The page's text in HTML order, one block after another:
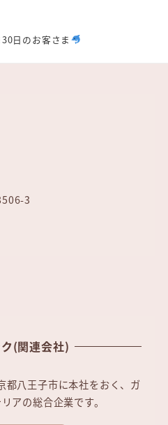
日のお客さま
3
(関連会社)
都八王子市に本社をおく、ガ
アの総合企業です。